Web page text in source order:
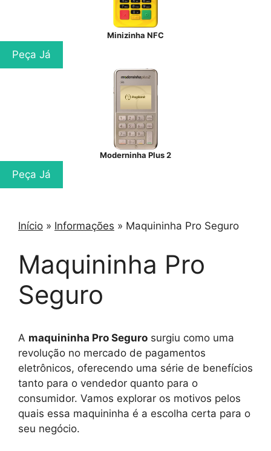
Minizinha NFC
Peça Já
Moderninha Plus 2
Peça Já
Início » Informações » Maquininha Pro Seguro
Maquininha Pro
Seguro
A maquininha Pro Seguro surgiu como uma
revolução no mercado de pagamentos
eletrônicos, oferecendo uma série de benefícios
tanto para o vendedor quanto para o
consumidor. Vamos explorar os motivos pelos
quais essa maquininha é a escolha certa para o
seu negócio.